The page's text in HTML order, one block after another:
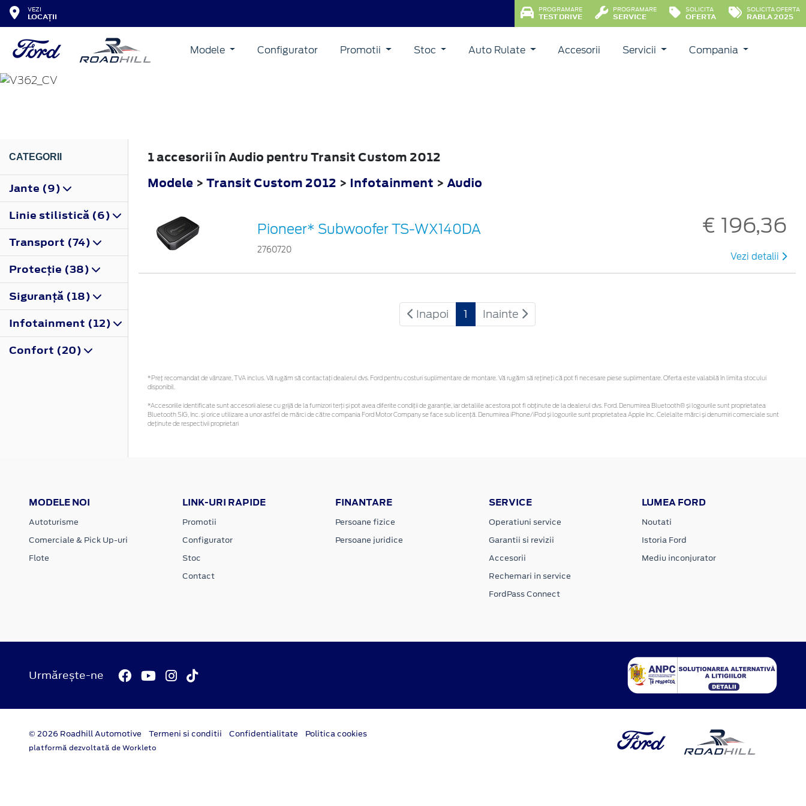
VEZI
LOCAȚII
PROGRAMARE
TEST DRIVE
PROGRAMARE
SERVICE
SOLICITA
OFERTA
SOLICITA OFERTA
RABLA 2025
Modele Configurator Promotii Stoc Auto Rulate Accesorii Servicii Compania
TRANSIT CUSTOM
CATEGORII
Jante (9)
Linie stilistică (6)
Transport (74)
Protecţie (38)
Siguranţă (18)
Infotainment (12)
Confort (20)
1 accesorii în Audio pentru Transit Custom 2012
Modele > Transit Custom 2012 > Infotainment > Audio
Pioneer* Subwoofer TS-WX140DA
2760720
€ 196,36
Vezi detalii
Inapoi 1 Inainte
*Preţ recomandat de vânzare, TVA inclus. Vă rugăm să contactaţi dealerul dvs. Ford pentru costuri suplimentare de montare. Vă rugăm să rețineți că pot fi necesare piese suplimentare. Oferta este valabilă în limita stocului
disponibil.
*Accesoriile identificate sunt accesorii alese cu grijă de la furnizori terți și pot avea diferite condiții de garanție, iar detaliile acestora pot fi obținute de la dealerul dvs. Ford. Denumirea Bluetooth® și logourile sunt proprietatea
Bluetooth SIG, Inc. și orice utilizare a unor astfel de mărci de către compania Ford Motor Company se face sub licență. Denumirea iPhone/iPod și logourile sunt proprietatea Apple Inc. Celelalte mărci și denumiri comerciale sunt
deținute de respectivii proprietari
MODELE NOI
Autoturisme
Comerciale & Pick Up-uri
Flote
LINK-URI RAPIDE
Promotii
Configurator
Stoc
Contact
FINANTARE
Persoane fizice
Persoane juridice
SERVICE
Operatiuni service
Garantii si revizii
Accesorii
Rechemari in service
FordPass Connect
LUMEA FORD
Noutati
Istoria Ford
Mediu inconjurator
Urmărește-ne
© 2026 Roadhill Automotive Termeni si conditii Confidentialitate Politica cookies
platformă dezvoltată de Workleto